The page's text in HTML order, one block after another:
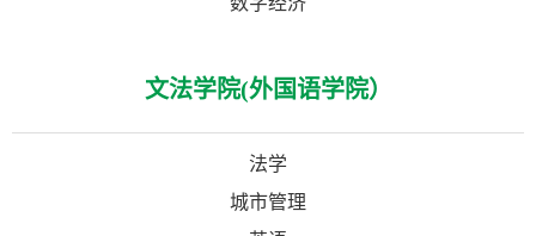
文法学院(外国语学院）
法学
城市管理